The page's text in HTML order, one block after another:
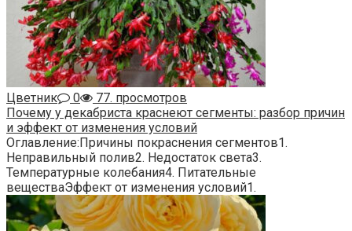
Цветник 0
77. просмотров
Почему у декабриста краснеют сегменты: разбор причин
и эффект от изменения условий
Оглавление:Причины покраснения сегментов1.
Неправильный полив2. Недостаток света3.
Температурные колебания4. Питательные
веществаЭффект от изменения условий1.